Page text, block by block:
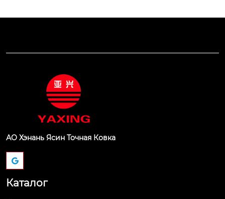
АО Хэнань Ясин Точная Ковка
Каталог